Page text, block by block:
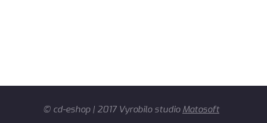
© cd-eshop | 2017 Vyrobilo studio Matosoft